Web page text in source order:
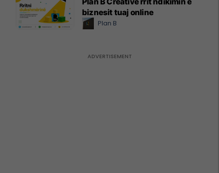
biznesit tuaj online
Plan B